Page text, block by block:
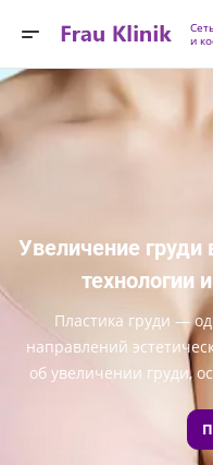
и
Увеличение
технологии
Пластика груди —
направлений
об увеличении груди,
рисков, пациентки всё
абсолютную
квалификации